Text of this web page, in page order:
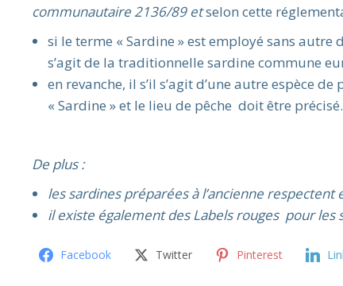
communautaire 2136/89 etselon cette
si le terme « Sardine » est employé sans
s’agit de la traditionnelle sardine commune
en revanche, il s’il s’agit d’une autre espèce
« Sardine » et le lieu de pêche doit être précisé.
De plus :
les sardines préparées à l’ancienne respectent
il existe également des Labels rouges pour les
Facebook Twitter Pinterest